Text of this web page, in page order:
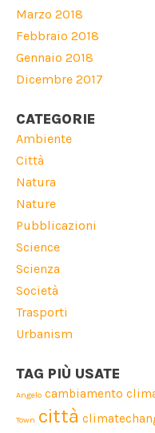
Marzo 2018
Febbraio 2018
Gennaio 2018
Dicembre 2017
CATEGORIE
Ambiente
Città
Natura
Nature
Pubblicazioni
Science
Scienza
Società
Trasporti
Urbanism
TAG PIÙ USATE
Angelo cambiamento
Town città